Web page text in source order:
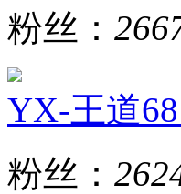
粉丝：
YX-王道
粉丝：